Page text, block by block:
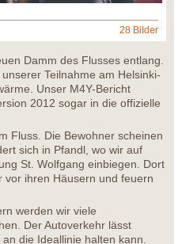
28 Bilder
Damm des Flusses entlang.
Teilnahme am Helsinki-
Unser M4Y-Bericht
2012 sogar in die offizielle
Fluss. Die Bewohner scheinen
sich in Pfandl, wo wir auf
St. Wolfgang einbiegen. Dort
vor ihren Häusern und feuern
werden wir viele
Der Autoverkehr lässt
die Ideallinie halten kann.